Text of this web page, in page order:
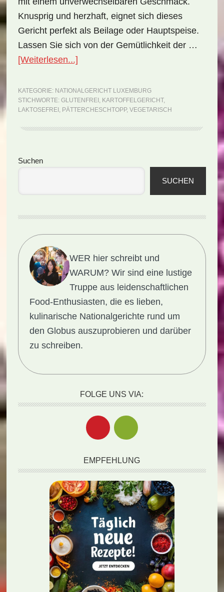
Knusprig und herzhaft, eignet sich dieses
Gericht perfekt als Beilage oder Hauptspeise.
Lassen Sie sich von der Gemütlichkeit der …
[Weiterlesen...]ÜberNationalgericht
Pättercheschtopp
(Rezept)
KATEGORIE: NATIONALGERICHT LUXEMBURG
STICHWORTE: GLUTENFREI , KARTOFFELGERICHT,
LAKTOSEFREI , PÄTTERCHESCHTOPP, VEGETARISCH
Seitenspalte
Suchen
SUCHEN
WER hier schreibt und
WARUM? Wir sind eine lustige
Truppe aus leidenschaftlichen
Food-Enthusiasten, die es lieben,
kulinarische Nationalgerichte rund um
den Globus auszuprobieren und darüber
zu schreiben.
FOLGE UNS VIA:
EMPFEHLUNG